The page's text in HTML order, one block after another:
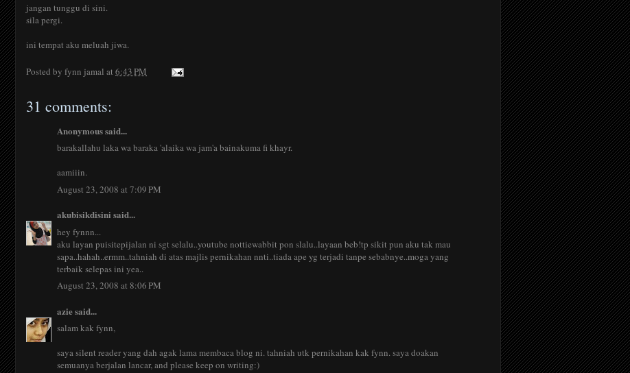
jangan tunggu di sini.
sila pergi.
ini tempat aku meluah jiwa.
Posted by fynn jamal at 6:43 PM
31 comments:
Anonymous said...
barakallahu laka wa baraka 'alaika wa jam'a bainakuma fi khayr.
aamiiin.
August 23, 2008 at 7:09 PM
akubisikdisini said...
hey fynnn...
aku layan puisitepijalan ni sgt selalu..youtube nottiewabbit pon slalu..layaan beb!tp sikit pun aku tak mau
sapa..hahah..ermm..tahniah di atas majlis pernikahan nnti..tiada ape yg terjadi tanpe sebabnye..moga yang
terbaik selepas ini yea..
August 23, 2008 at 8:06 PM
aziesaid...
salam kak fynn,
saya silent reader yang dah agak lama membaca blog ni. tahniah utk pernikahan kak fynn. saya doakan
semuanya berjalan lancar, and please keep on writing:)